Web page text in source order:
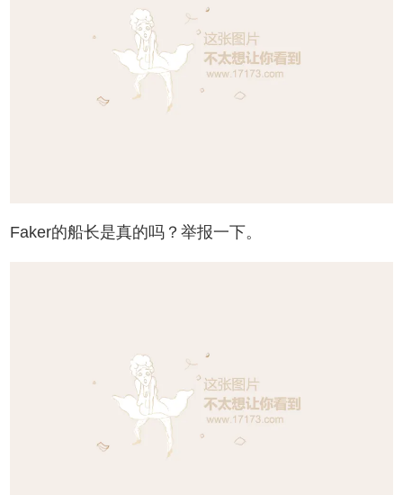
Faker的船长是真的吗？举报一下。